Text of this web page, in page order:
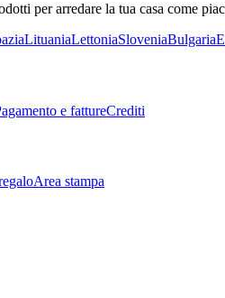
per arredare la tua casa come
LituaniaLettoniaSloveniaBulgaria
e fattureCrediti
Area stampa